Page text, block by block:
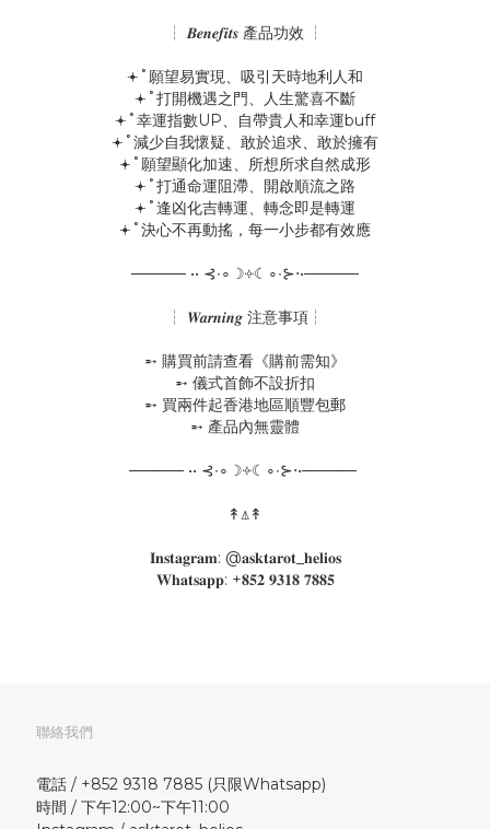
┆ 𝑩𝒆𝒏𝒆𝒇𝒊𝒕𝒔 產品功效 ┆
𖥔˚願望易實現、吸引天時地利人和
𖥔˚打開機遇之門、人生驚喜不斷
𖥔˚幸運指數UP、自帶貴人和幸運buff
𖥔˚減少自我懷疑、敢於追求、敢於擁有
𖥔˚願望顯化加速、所想所求自然成形
𖥔˚打通命運阻滯、開啟順流之路
𖥔˚逢凶化吉轉運、轉念即是轉運
𖥔˚決心不再動搖，每一小步都有效應
───── •• ⊰∙∘☽༓☾∘∙⊱⋅•─────
┆ 𝑾𝒂𝒓𝒏𝒊𝒏𝒈 注意事項┆
➵ 購買前請查看《購前需知》
➵ 儀式首飾不設折扣
➵ 買兩件起香港地區順豐包郵
➵ 產品內無靈體
───── •• ⊰∙∘☽༓☾∘∙⊱⋅•─────
↟⍋↟
𝐈𝐧𝐬𝐭𝐚𝐠𝐫𝐚𝐦: @𝐚𝐬𝐤𝐭𝐚𝐫𝐨𝐭_𝐡𝐞𝐥𝐢𝐨𝐬
𝐖𝐡𝐚𝐭𝐬𝐚𝐩𝐩: +𝟖𝟓𝟐 𝟗𝟑𝟏𝟖 𝟕𝟖𝟖𝟓
聯絡我們
電話 / +852 9318 7885 (只限Whatsapp)
時間 / 下午12:00~下午11:00